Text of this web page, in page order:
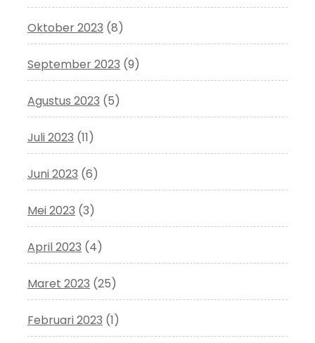
Oktober 2023 (8)
September 2023 (9)
Agustus 2023 (5)
Juli 2023 (11)
Juni 2023 (6)
Mei 2023 (3)
April 2023 (4)
Maret 2023 (25)
Februari 2023 (1)